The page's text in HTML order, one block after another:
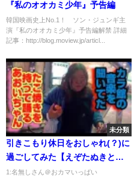
『私のオオカミ少年』予告編
韓国映画史上No.1！ ソン・ジュンギ主
演『私のオオカミ少年』予告編解禁 詳細
記事：http://blog.moview.jp/articl...
未分類
引きこもり休日をおしゃれ(？)に
過ごしてみた【えぞたぬきとく
まのすけの日常#157】【ゲイカ
1:名無しさん＠おカマいっぱい